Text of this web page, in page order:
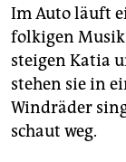
Im Auto läuft
folkigen Musik
steigen Katia
stehen sie in
Windräder
schaut weg.